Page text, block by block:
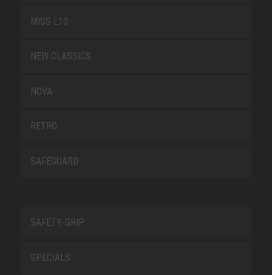
MISS L10
NEW CLASSICS
NOVA
RETRO
SAFEGUARD
SAFETY-GRIP
SPECIALS